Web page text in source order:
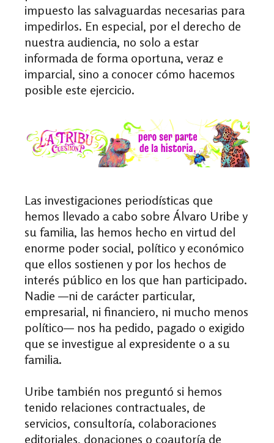
impuesto las salvaguardas necesarias para
impedirlos. En especial, por el derecho de
nuestra audiencia, no solo a estar
informada de forma oportuna, veraz e
imparcial, sino a conocer cómo hacemos
posible este ejercicio.
Las investigaciones periodísticas que
hemos llevado a cabo sobre Álvaro Uribe y
su familia, las hemos hecho en virtud del
enorme poder social, político y económico
que ellos sostienen y por los hechos de
interés público en los que han participado.
Nadie —ni de carácter particular,
empresarial, ni financiero, ni mucho menos
político— nos ha pedido, pagado o exigido
que se investigue al expresidente o a su
familia.
Uribe también nos preguntó si hemos
tenido relaciones contractuales, de
servicios, consultoría, colaboraciones
editoriales, donaciones o coautoría de